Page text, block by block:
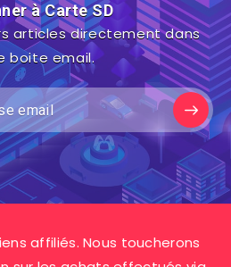
à Carte SD
articles directement dans
boite email.
affiliés. Nous toucherons